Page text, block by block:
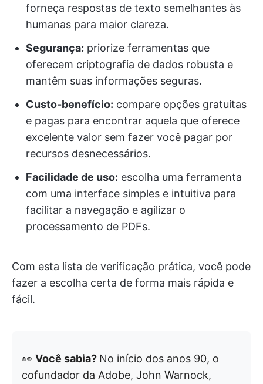
forneça respostas de texto semelhantes às
humanas para maior clareza.
Segurança: priorize ferramentas que
oferecem criptografia de dados robusta e
mantêm suas informações seguras.
Custo-benefício: compare opções gratuitas
e pagas para encontrar aquela que oferece
excelente valor sem fazer você pagar por
recursos desnecessários.
Facilidade de uso: escolha uma ferramenta
com uma interface simples e intuitiva para
facilitar a navegação e agilizar o
processamento de PDFs.
Com esta lista de verificação prática, você pode
fazer a escolha certa de forma mais rápida e
fácil.
👀 Você sabia? No início dos anos 90, o
cofundador da Adobe, John Warnock,